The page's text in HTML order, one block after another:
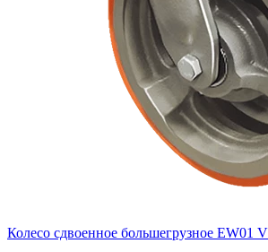
Колесо сдвоенное большегрузное EW01